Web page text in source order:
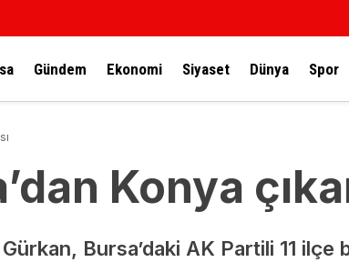
Gündem Ekonomi Siyaset Dünya Spor
Konya
Bursa’daki AK Partili 11 ilçe